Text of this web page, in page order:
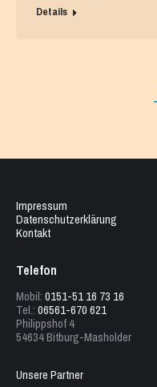
Details
Impressum
Datenschutzerklärung
Kontakt
Telefon
Mobil:0151-51 16 73 16
Tel.:06561-670 621
Philippshof 4
54634 Bitburg-Masholder
Unsere Partner